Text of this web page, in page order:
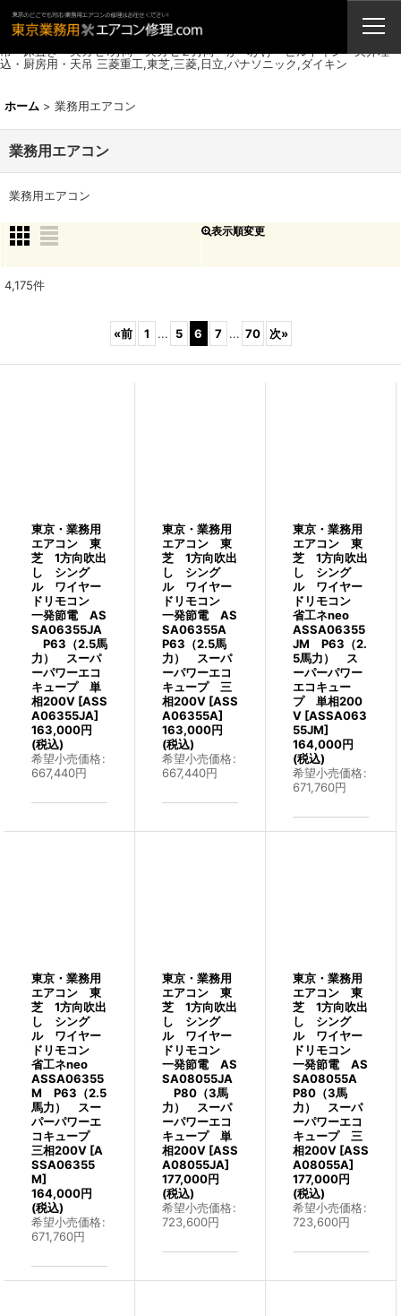
城）
業務用エアコン 東京・埼玉・千葉・神奈川・栃木・茨城・天カセ4方向・天
吊・床置き・天カセ1方向・天カセ２方向・かべかけ・ビルトイン・天井埋
込・厨房用・天吊 三菱重工,東芝,三菱,日立,パナソニック,ダイキン
ホーム > 業務用エアコン
業務用エアコン
業務用エアコン
表示順変更
サブカテゴリ
4,175件
«前 1 ... 5 6 7 ... 70 次»
東京・業務用
エアコン 東
芝 1方向吹出
し シング
ル ワイヤー
ドリモコン
一発節電 AS
SA06355JA
P63（2.5馬
力） スーパ
ーパワーエコ
キュープ 単
相200V [ASS
A06355JA]
163,000円
(税込)
希望小売価格:
667,440円
東京・業務用
エアコン 東
芝 1方向吹出
し シング
ル ワイヤー
ドリモコン
一発節電 AS
SA06355A
P63（2.5馬
力） スーパ
ーパワーエコ
キュープ 三
相200V [ASS
A06355A]
163,000円
(税込)
希望小売価格:
667,440円
東京・業務用
エアコン 東
芝 1方向吹出
し シング
ル ワイヤー
ドリモコン
省工ネneo
ASSA06355
JM P63（2.
5馬力） ス
ーパーパワー
エコキュー
プ 単相200
V [ASSA063
55JM]
164,000円
(税込)
希望小売価格:
671,760円
東京・業務用
エアコン 東
芝 1方向吹出
し シング
ル ワイヤー
ドリモコン
省工ネneo
ASSA06355
M P63（2.5
馬力） スー
パーパワーエ
コキュープ
三相200V [A
SSA06355
M]
164,000円
(税込)
希望小売価格:
671,760円
東京・業務用
エアコン 東
芝 1方向吹出
し シング
ル ワイヤー
ドリモコン
一発節電 AS
SA08055JA
P80（3馬
力） スーパ
ーパワーエコ
キュープ 単
相200V [ASS
A08055JA]
177,000円
(税込)
希望小売価格:
723,600円
東京・業務用
エアコン 東
芝 1方向吹出
し シング
ル ワイヤー
ドリモコン
一発節電 AS
SA08055A
P80（3馬
力） スーパ
ーパワーエコ
キュープ 三
相200V [ASS
A08055A]
177,000円
(税込)
希望小売価格:
723,600円